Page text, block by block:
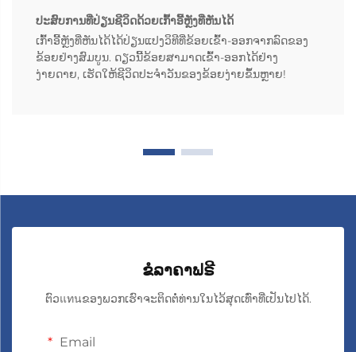
ປະສົບການທີ່ປ່ຽນຊີວິດດ້ວຍເກົ້າອີ້ຫຼັງທີ່ຫັນໄດ້
ເກົ້າອີ້ຫຼັງທີ່ຫັນໄດ້ໄດ້ປ່ຽນແປງວິທີທີ່ຂ້ອຍເຂົ້າ-ອອກຈາກລົດຂອງ
ຂ້ອຍຢ່າງສົມບູນ. ດຽວນີ້ຂ້ອຍສາມາດເຂົ້າ-ອອກໄດ້ຢ່າງ
ງ່າຍດາຍ, ເຮັດໃຫ້ຊີວິດປະຈຳວັນຂອງຂ້ອຍງ່າຍຂຶ້ນຫຼາຍ!
ຂໍລາຄາຟຣີ
ຕົວแทนຂອງພວກເຮົາຈະຕິດຕໍ່ທ່ານໃນໄວ້ສຸດເທົ່າທີ່ເປັນໄປໄດ້.
Email